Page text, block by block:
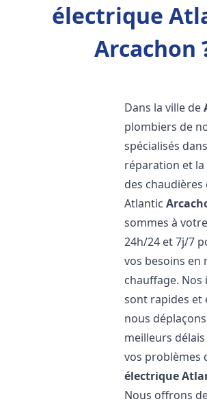
électrique
Arcachon
Dans la ville de
plombiers de
spécialisés
réparation et
des
Atlantic
sommes à
24h/24 et 7j/7
vos besoins en
chauffage.
sont rapides et
nous
meilleurs
vos problèmes
électrique
Nous offrons